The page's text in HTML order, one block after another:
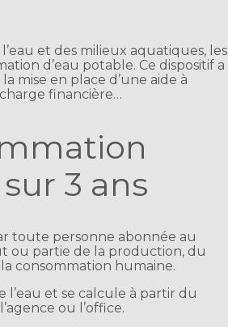
et des milieux aquatiques, les
d’eau potable. Ce dispositif a
mise en place d’une aide à
financière…
3 ans
toute personne abonnée au
ou partie de la production, du
consommation humaine.
l’eau et se calcule à partir du
ou l’office.